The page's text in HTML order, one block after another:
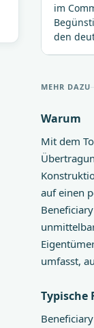
im
den
MEHR DAZU
Warum
Mit dem
auf einen
umfasst,
Typische